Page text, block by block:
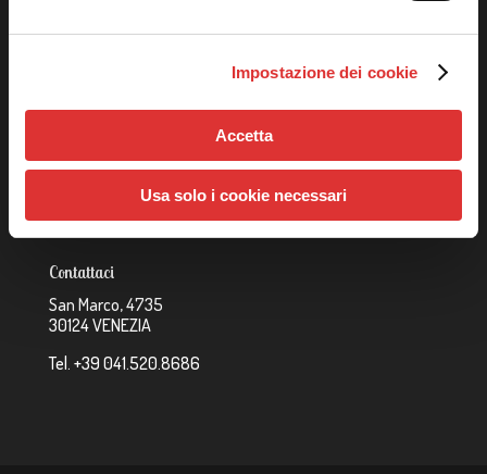
Impostazione dei cookie
Accetta
Usa solo i cookie necessari
Catalogo
Contattaci
San Marco, 4735
30124 VENEZIA
Tel. +39 041.520.8686